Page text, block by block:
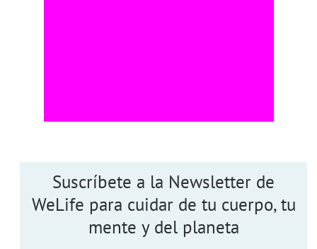
Suscríbete a la Newsletter de
WeLife para cuidar de tu cuerpo, tu
mente y del planeta